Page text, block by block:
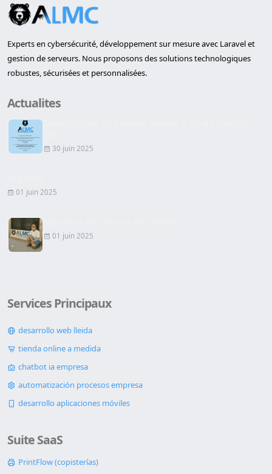
Experts en cybersécurité, développement sur mesure avec Laravel et
gestion de serveurs. Nous proposons des solutions technologiques
robustes, sécurisées et personnalisées.
Actualites
30 juin 2025
01 juin 2025
01 juin 2025
Services Principaux
desarrollo web lleida
tienda online a medida
chatbot ia empresa
automatización procesos empresa
desarrollo aplicaciones móviles
Suite SaaS
PrintFlow (copisterías)